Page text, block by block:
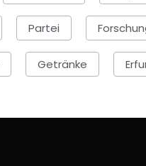
Partei
Getränke